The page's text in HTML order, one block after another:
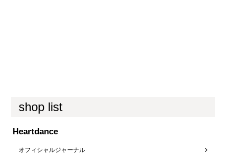
shop list
Heartdance
オフィシャルジャーナル